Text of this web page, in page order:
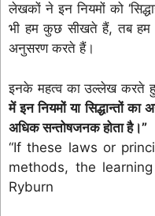
लेखकों ने इन नियमों को
भी हम कुछ सीखते हैं, तब हम
अनुसरण करते हैं।
इनके महत्व का उल्लेख करते
में इन नियमों या सिद्धान्तों
अधिक सन्तोषजनक होता है।”
“If these laws or
methods, the
Ryburn